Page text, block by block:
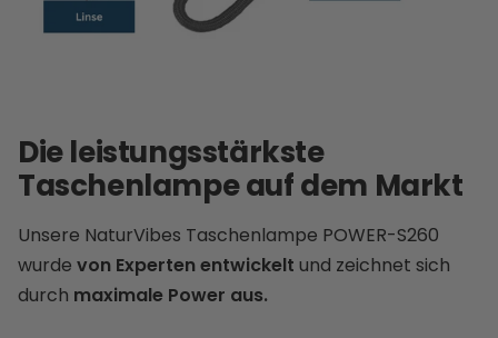
Die leistungsstärkste
Taschenlampe auf dem Markt
Unsere NaturVibes Taschenlampe POWER-S260
wurde von Experten entwickelt und zeichnet sich
durch maximale Power aus.